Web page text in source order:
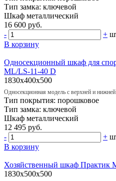
Тип замка: ключевой
Шкаф металлический
16 600 руб.
-
+
В корзину
Односекционный шкаф для
ML/LS-11-40 D
1830x400x500
Односекционная модель с верхней и
Тип покрытия: порошковое
Тип замка: ключевой
Шкаф металлический
12 495 руб.
-
+
В корзину
Хозяйственный шкаф Практик
1830x500x500